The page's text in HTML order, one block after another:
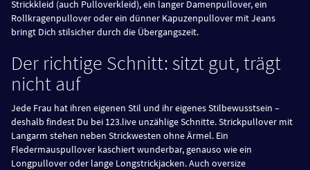
Strickkleid (auch Pulloverkleid), ein langer Damenpullover, ein
Rollkragenpullover oder ein dünner Kapuzenpullover mit Jeans
bringt Dich stilsicher durch die Übergangszeit.
Der richtige Schnitt: sitzt gut, trägt
nicht auf
Jede Frau hat ihren eigenen Stil und ihr eigenes Stilbewusstsein –
deshalb findest Du bei 123.live unzählige Schnitte. Strickpullover mit
Langarm stehen neben Strickwesten ohne Ärmel. Ein
Fledermauspullover kaschiert wunderbar, genauso wie ein
Longpullover oder lange Longstrickjacken. Auch oversize